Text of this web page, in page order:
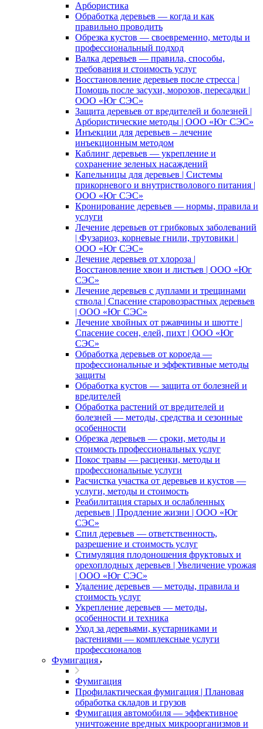
Арбористика
Обработка деревьев — когда и как
правильно проводить
Обрезка кустов — своевременно, методы и
профессиональный подход
Валка деревьев — правила, способы,
требования и стоимость услуг
Восстановление деревьев после стресса |
Помощь после засухи, морозов, пересадки |
ООО «Юг СЭС»
Защита деревьев от вредителей и болезней |
Арбористические методы | ООО «Юг СЭС»
Инъекции для деревьев – лечение
инъекционным методом
Каблинг деревьев — укрепление и
сохранение зеленых насаждений
Капельницы для деревьев | Системы
прикорневого и внутристволового питания |
ООО «Юг СЭС»
Кронирование деревьев — нормы, правила и
услуги
Лечение деревьев от грибковых заболеваний
| Фузариоз, корневые гнили, трутовики |
ООО «Юг СЭС»
Лечение деревьев от хлороза |
Восстановление хвои и листьев | ООО «Юг
СЭС»
Лечение деревьев с дуплами и трещинами
ствола | Спасение старовозрастных деревьев
| ООО «Юг СЭС»
Лечение хвойных от ржавчины и шютте |
Спасение сосен, елей, пихт | ООО «Юг
СЭС»
Обработка деревьев от короеда —
профессиональные и эффективные методы
защиты
Обработка кустов — защита от болезней и
вредителей
Обработка растений от вредителей и
болезней — методы, средства и сезонные
особенности
Обрезка деревьев — сроки, методы и
стоимость профессиональных услуг
Покос травы — расценки, методы и
профессиональные услуги
Расчистка участка от деревьев и кустов —
услуги, методы и стоимость
Реабилитация старых и ослабленных
деревьев | Продление жизни | ООО «Юг
СЭС»
Спил деревьев — ответственность,
разрешение и стоимость услуг
Стимуляция плодоношения фруктовых и
орехоплодных деревьев | Увеличение урожая
| ООО «Юг СЭС»
Удаление деревьев — методы, правила и
стоимость услуг
Укрепление деревьев — методы,
особенности и техника
Уход за деревьями, кустарниками и
растениями — комплексные услуги
профессионалов
Фумигация
Фумигация
Профилактическая фумигация | Плановая
обработка складов и грузов
Фумигация автомобиля — эффективное
уничтожение вредных микроорганизмов и